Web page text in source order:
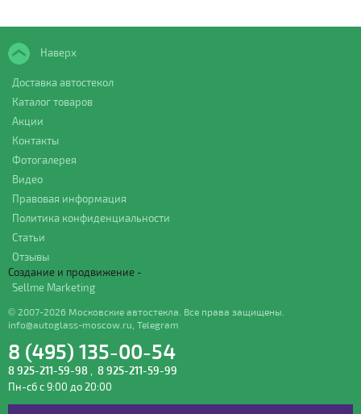
Наверх
Доставка автостекол
Каталог товаров
Акции
Контакты
Фотогалерея
Видео
Правовая информация
Политика конфиденциальности
Статьи
Отзывы
Создание и продвижение -
Sellme Marketing
© 2007-2026 Московские автостекла. Все права защищены.
info@autoglass-moscow.ru Telegram
8 (495) 135-00-54
8 925-211-59-98 , 8 925-211-59-99
Пн-сб с 9:00 до 20:00